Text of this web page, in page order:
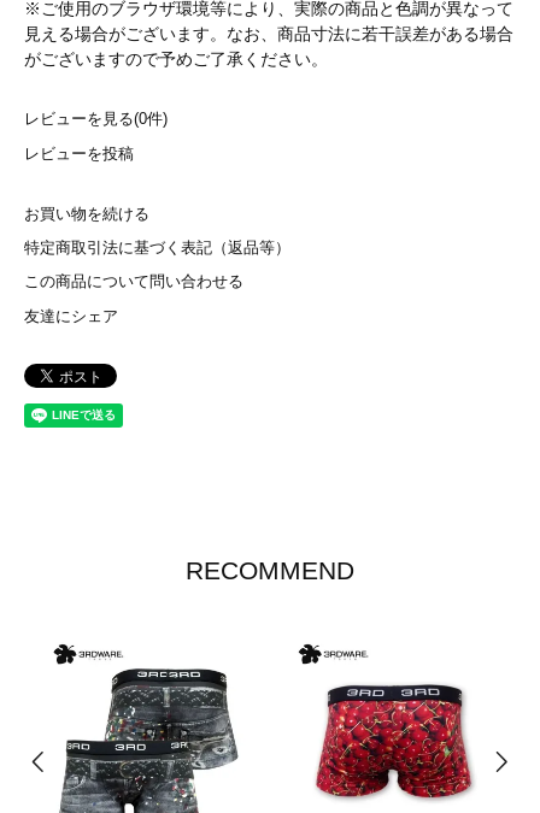
※ご使用のブラウザ環境等により、実際の商品と色調が異なって
見える場合がございます。なお、商品寸法に若干誤差がある場合
がございますので予めご了承ください。
レビューを見る(0件)
レビューを投稿
お買い物を続ける
特定商取引法に基づく表記（返品等）
この商品について問い合わせる
友達にシェア
RECOMMEND